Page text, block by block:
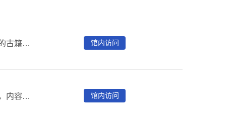
爱如生明清实录数据库是汇集《明实录》和《清实录》的古籍数据库。所收《明实录》包括明代官修的太祖至熹宗的十三朝实录，以及后人补辑的崇祯朝实录，计14种、2923卷。所收《清实录》包括清代官修的满洲实录和太祖至德宗的十一朝实录，以及后世补纂的宣统政纪，计13种、4433卷。二者合计27种、7356卷。 馆内访问
民国风云全文数据库收集整理了多方面的民国档案资料，内容涵盖北洋工商、辛亥革命、南京政府、财政经济、政治、军事、文化、教育、海关等各个方面，并收录了三万余名民国时期军政要人履历资料，还特别附加了《东方杂志》总目信息，从史料背景文字、人物履历、杂志标题三个不同的历史角度，为全方位研究了解民国各个时期提供详实的资料。 馆内访问